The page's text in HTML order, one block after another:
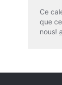
Ce
que
nous!